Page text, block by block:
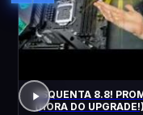
ESQUENTA 8.8!
(HORA DO UPGRADE!)